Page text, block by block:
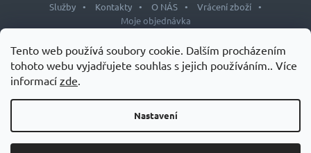
Tento web používá soubory cookie. Dalším procházením
tohoto webu vyjadřujete souhlas s jejich používáním.. Více
informací zde.
Nastavení
Služby
Kontakty O NÁS
Vrácení zboží
Moje objednávka
Vytvořil Shoptet
nastavení cookies
Design šablony vytvořilShoptetak.cz